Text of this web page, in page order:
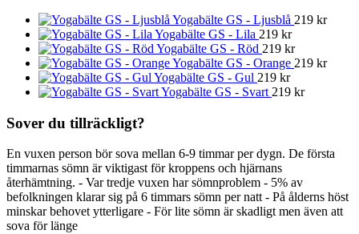
Yogabälte GS - Ljusblå 219 kr
Yogabälte GS - Lila 219 kr
Yogabälte GS - Röd 219 kr
Yogabälte GS - Orange 219 kr
Yogabälte GS - Gul 219 kr
Yogabälte GS - Svart 219 kr
Sover du tillräckligt?
En vuxen person bör sova mellan 6-9 timmar per dygn. De första
timmarnas sömn är viktigast för kroppens och hjärnans
återhämtning. - Var tredje vuxen har sömnproblem - 5% av
befolkningen klarar sig på 6 timmars sömn per natt - På ålderns höst
minskar behovet ytterligare - För lite sömn är skadligt men även att
sova för länge